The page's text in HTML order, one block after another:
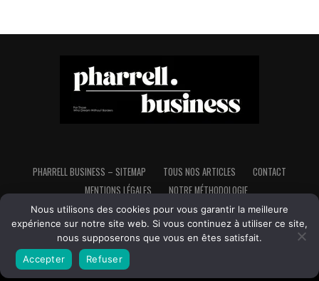
PHARRELL BUSINESS – SITEMAP TOUS NOS ARTICLES
CONTACT
MENTIONS LÉGALES
NOTRE MÉTHODOLOGIE
Copyright © Pharrell Business - Tous droits réservés - Made in France,
Fait avec ♥ et avec beaucoup d'♥ pour l'indépendance et la liberté
Nous utilisons des cookies pour vous garantir la meilleure
expérience sur notre site web. Si vous continuez à utiliser ce site,
nous supposerons que vous en êtes satisfait.
Accepter
Refuser